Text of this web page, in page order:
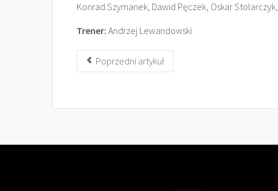
Konrad Szymanek, Dawid Pęczek, Oskar
Trener: Andrzej Lewandowski
Poprzedni artykuł